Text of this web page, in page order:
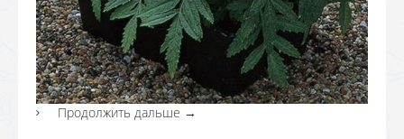
Продолжить дальше →